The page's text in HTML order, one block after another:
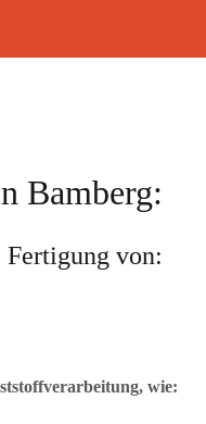
Bamberg:
von:
wie: